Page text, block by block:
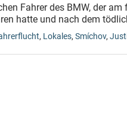
Fahrer des BMW, der
hatte und nach dem
, Lokales, Smíchov,